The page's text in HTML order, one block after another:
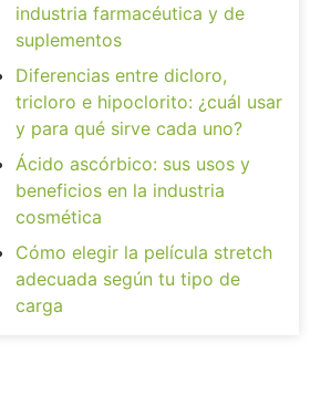
industria farmacéutica y de
suplementos
Diferencias entre dicloro,
tricloro e hipoclorito: ¿cuál usar
y para qué sirve cada uno?
Ácido ascórbico: sus usos y
beneficios en la industria
cosmética
Cómo elegir la película stretch
adecuada según tu tipo de
carga